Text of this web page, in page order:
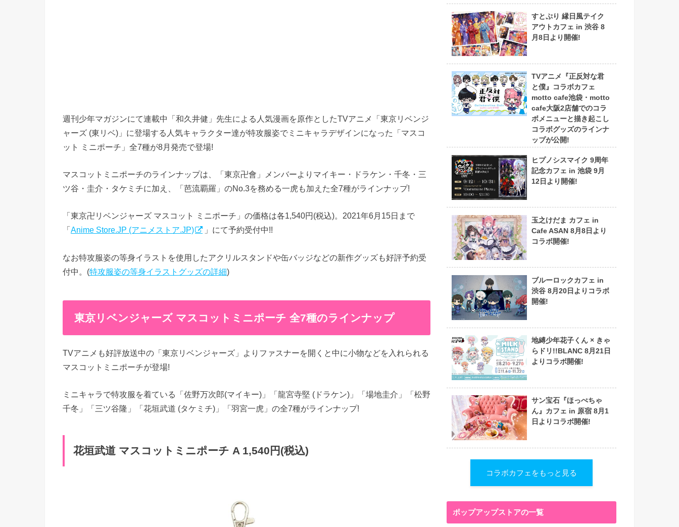
週刊少年マガジンにて連載中「和久井健」先生による人気漫画を原作としたTVアニメ「東京リベンジ
ャーズ (東リベ)」に登場する人気キャラクター達が特攻服姿でミニキャラデザインになった「マスコ
ット ミニポーチ」全7種が8月発売で登場!
マスコットミニポーチのラインナップは、「東京卍會」メンバーよりマイキー・ドラケン・千冬・三
ツ谷・圭介・タケミチに加え、「芭流覇羅」のNo.3を務める一虎も加えた全7種がラインナップ!
「東京卍リベンジャーズ マスコット ミニポーチ」の価格は各1,540円(税込)。2021年6月15日まで
「 Anime Store.JP (アニメストア.JP) 」にて予約受付中!!
なお特攻服姿の等身イラストを使用したアクリルスタンドや缶バッジなどの新作グッズも好評予約受
付中。(特攻服姿の等身イラストグッズの詳細)
東京リベンジャーズ マスコットミニポーチ 全7種のラインナップ
TVアニメも好評放送中の「東京リベンジャーズ」よりファスナーを開くと中に小物などを入れられる
マスコットミニポーチが登場!
ミニキャラで特攻服を着ている「佐野万次郎(マイキー)」「龍宮寺堅 (ドラケン)」「場地圭介」「松野
千冬」「三ツ谷隆」「花垣武道 (タケミチ)」「羽宮一虎」の全7種がラインナップ!
花垣武道 マスコットミニポーチ A 1,540円(税込)
すとぷり 縁日風テイク
アウトカフェ in 渋谷 8
月8日より開催!
TVアニメ『正反対な君
と僕』コラボカフェ
motto cafe池袋・motto
cafe大阪2店舗でのコラ
ボメニューと描き起こし
コラボグッズのラインナ
ップが公開!
ヒプノシスマイク 9周年
記念カフェ in 池袋 9月
12日より開催!
玉之けだま カフェ in
Cafe ASAN 8月8日より
コラボ開催!
ブルーロックカフェ in
渋谷 8月20日よりコラボ
開催!
地縛少年花子くん × きゃ
らドリ!!BLANC 8月21日
よりコラボ開催!
サン宝石『ほっぺちゃ
ん』カフェ in 原宿 8月1
日よりコラボ開催!
コラボカフェをもっと見る
ポップアップストアの一覧